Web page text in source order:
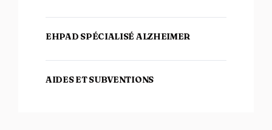
EHPAD SPÉCIALISÉ ALZHEIMER
AIDES ET SUBVENTIONS